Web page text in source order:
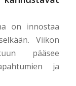
on innostaa
Viikon
pääsee
ja